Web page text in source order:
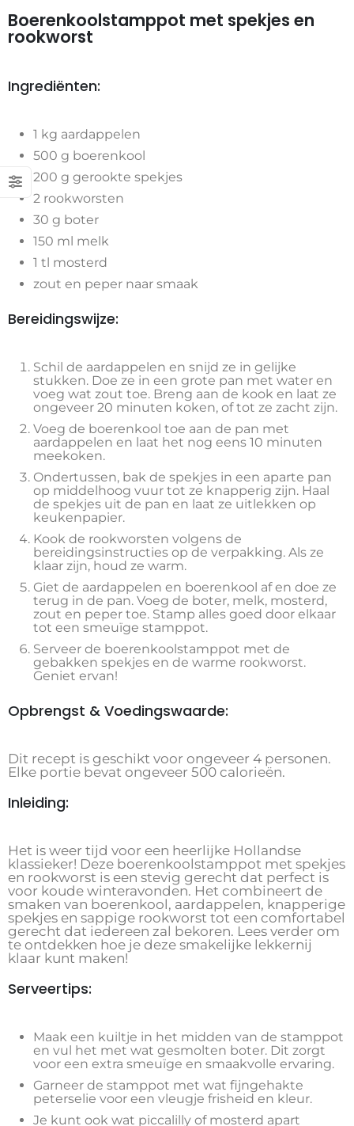
Boerenkoolstamppot met spekjes en
rookworst
Ingrediënten:
1 kg aardappelen
500 g boerenkool
200 g gerookte spekjes
2 rookworsten
30 g boter
150 ml melk
1 tl mosterd
zout en peper naar smaak
Bereidingswijze:
Schil de aardappelen en snijd ze in gelijke
stukken. Doe ze in een grote pan met water en
voeg wat zout toe. Breng aan de kook en laat ze
ongeveer 20 minuten koken, of tot ze zacht zijn.
Voeg de boerenkool toe aan de pan met
aardappelen en laat het nog eens 10 minuten
meekoken.
Ondertussen, bak de spekjes in een aparte pan
op middelhoog vuur tot ze knapperig zijn. Haal
de spekjes uit de pan en laat ze uitlekken op
keukenpapier.
Kook de rookworsten volgens de
bereidingsinstructies op de verpakking. Als ze
klaar zijn, houd ze warm.
Giet de aardappelen en boerenkool af en doe ze
terug in de pan. Voeg de boter, melk, mosterd,
zout en peper toe. Stamp alles goed door elkaar
tot een smeuïge stamppot.
Serveer de boerenkoolstamppot met de
gebakken spekjes en de warme rookworst.
Geniet ervan!
Opbrengst & Voedingswaarde:
Dit recept is geschikt voor ongeveer 4 personen.
Elke portie bevat ongeveer 500 calorieën.
Inleiding:
Het is weer tijd voor een heerlijke Hollandse
klassieker! Deze boerenkoolstamppot met spekjes
en rookworst is een stevig gerecht dat perfect is
voor koude winteravonden. Het combineert de
smaken van boerenkool, aardappelen, knapperige
spekjes en sappige rookworst tot een comfortabel
gerecht dat iedereen zal bekoren. Lees verder om
te ontdekken hoe je deze smakelijke lekkernij
klaar kunt maken!
Serveertips:
Maak een kuiltje in het midden van de stamppot
en vul het met wat gesmolten boter. Dit zorgt
voor een extra smeuïge en smaakvolle ervaring.
Garneer de stamppot met wat fijngehakte
peterselie voor een vleugje frisheid en kleur.
Je kunt ook wat piccalilly of mosterd apart